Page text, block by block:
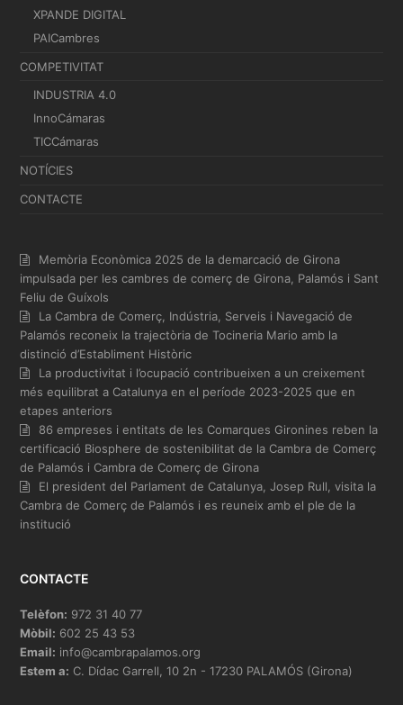
XPANDE DIGITAL
PAICambres
COMPETIVITAT
INDUSTRIA 4.0
InnoCámaras
TICCámaras
NOTÍCIES
CONTACTE
Memòria Econòmica 2025 de la demarcació de Girona
impulsada per les cambres de comerç de Girona, Palamós i Sant
Feliu de Guíxols
La Cambra de Comerç, Indústria, Serveis i Navegació de
Palamós reconeix la trajectòria de Tocineria Mario amb la
distinció d’Establiment Històric
La productivitat i l’ocupació contribueixen a un creixement
més equilibrat a Catalunya en el període 2023-2025 que en
etapes anteriors
86 empreses i entitats de les Comarques Gironines reben la
certificació Biosphere de sostenibilitat de la Cambra de Comerç
de Palamós i Cambra de Comerç de Girona
El president del Parlament de Catalunya, Josep Rull, visita la
Cambra de Comerç de Palamós i es reuneix amb el ple de la
institució
CONTACTE
Telèfon: 972 31 40 77
Mòbil: 602 25 43 53
Email: info@cambrapalamos.org
Estem a: C. Dídac Garrell, 10 2n - 17230 PALAMÓS (Girona)